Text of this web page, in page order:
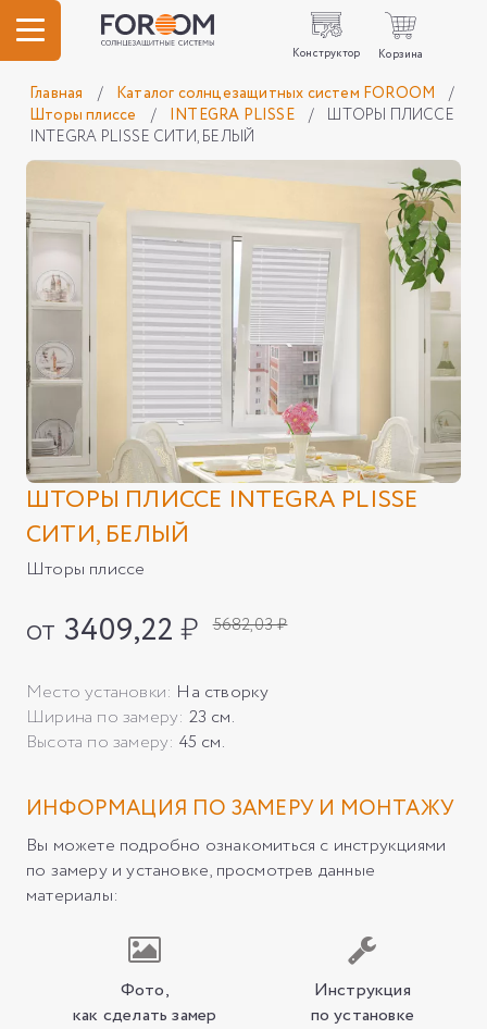
Конструктор Корзина
Главная / Каталог солнцезащитных систем FOROOM
/
Шторы плиссе
/ INTEGRA PLISSE /
ШТОРЫ ПЛИССЕ
INTEGRA PLISSE СИТИ, БЕЛЫЙ
ШТОРЫ ПЛИССЕ INTEGRA PLISSE
СИТИ, БЕЛЫЙ
Шторы плиссе
от 3409,22₽ 5682,03 ₽
Место установки: На створку
Ширина по замеру: 23 см.
Высота по замеру: 45 см.
ИНФОРМАЦИЯ ПО ЗАМЕРУ И МОНТАЖУ
Вы можете подробно ознакомиться с инструкциями
по замеру и установке, просмотрев данные
материалы:
Фото,
как сделать замер
Инструкция
по установке